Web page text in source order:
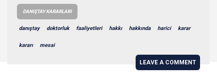
DANIŞTAY KARARLARI
danıştay doktorluk faaliyetleri hakkı hakkında harici karar
kararı mesai
LEAVE A COMMENT